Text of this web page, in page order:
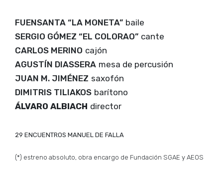
FUENSANTA “LA MONETA” baile
SERGIO GÓMEZ “EL COLORAO” cante
CARLOS MERINO cajón
AGUSTÍN DIASSERA mesa de percusión
JUAN M. JIMÉNEZ saxofón
DIMITRIS TILIAKOS barítono
ÁLVARO ALBIACH director
29 ENCUENTROS MANUEL DE FALLA
(*) estreno absoluto, obra encargo de Fundación SGAE y AEOS